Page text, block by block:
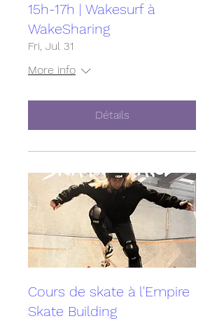
15h-17h | Wakesurf à
WakeSharing
Fri, Jul 31
More info
Détails
Cours de skate à l'Empire
Skate Building